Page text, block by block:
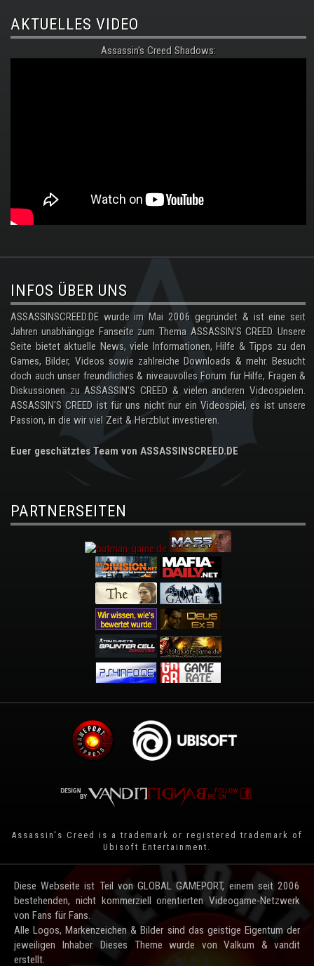
AKTUELLES VIDEO
Assassin's Creed Shadows:
.
INFOS ÜBER UNS
ASSASSINSCREED.DE wurde im Mai 2006 gegründet & ist eine seit
Jahren unabhängige Fanseite zum Thema ASSASSIN'S CREED. Unsere
Seite bietet aktuelle News, viele Informationen, Hilfe & Tipps zu den
Games, Bilder, Videos sowie zahlreiche Downloads & mehr. Besucht
doch auch unser freundliches & niveauvolles Forum für Hilfe, Fragen &
Diskussionen zu ASSASSIN'S CREED & vielen anderen Videospielen.
ASSASSIN'S CREED ist für uns nicht nur ein Videospiel, es ist unsere
Passion, in die wir viel Zeit & Herzblut investieren.
Euer geschätztes Team von ASSASSINSCREED.DE
PARTNERSEITEN
Assassin's Creed is a trademark or registered trademark of
Ubisoft Entertainment
Diese Webseite ist Teil von GLOBAL GAMEPORT, einem seit 2006
bestehenden, nicht kommerziell orientierten Videogame-Netzwerk
von Fans für Fans.
Alle Logos, Markenzeichen & Bilder sind das geistige Eigentum der
jeweiligen Inhaber. Dieses Theme wurde von Valkum & vandit
erstellt.